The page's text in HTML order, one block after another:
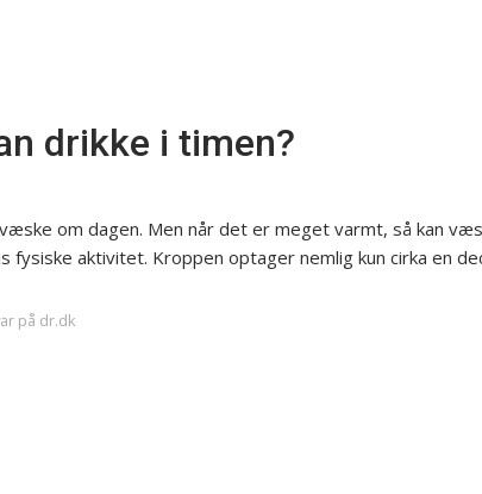
drikke i timen?
om dagen. Men når det er meget varmt, så kan
fysiske aktivitet. Kroppen optager nemlig kun cirka en
på dr.dk